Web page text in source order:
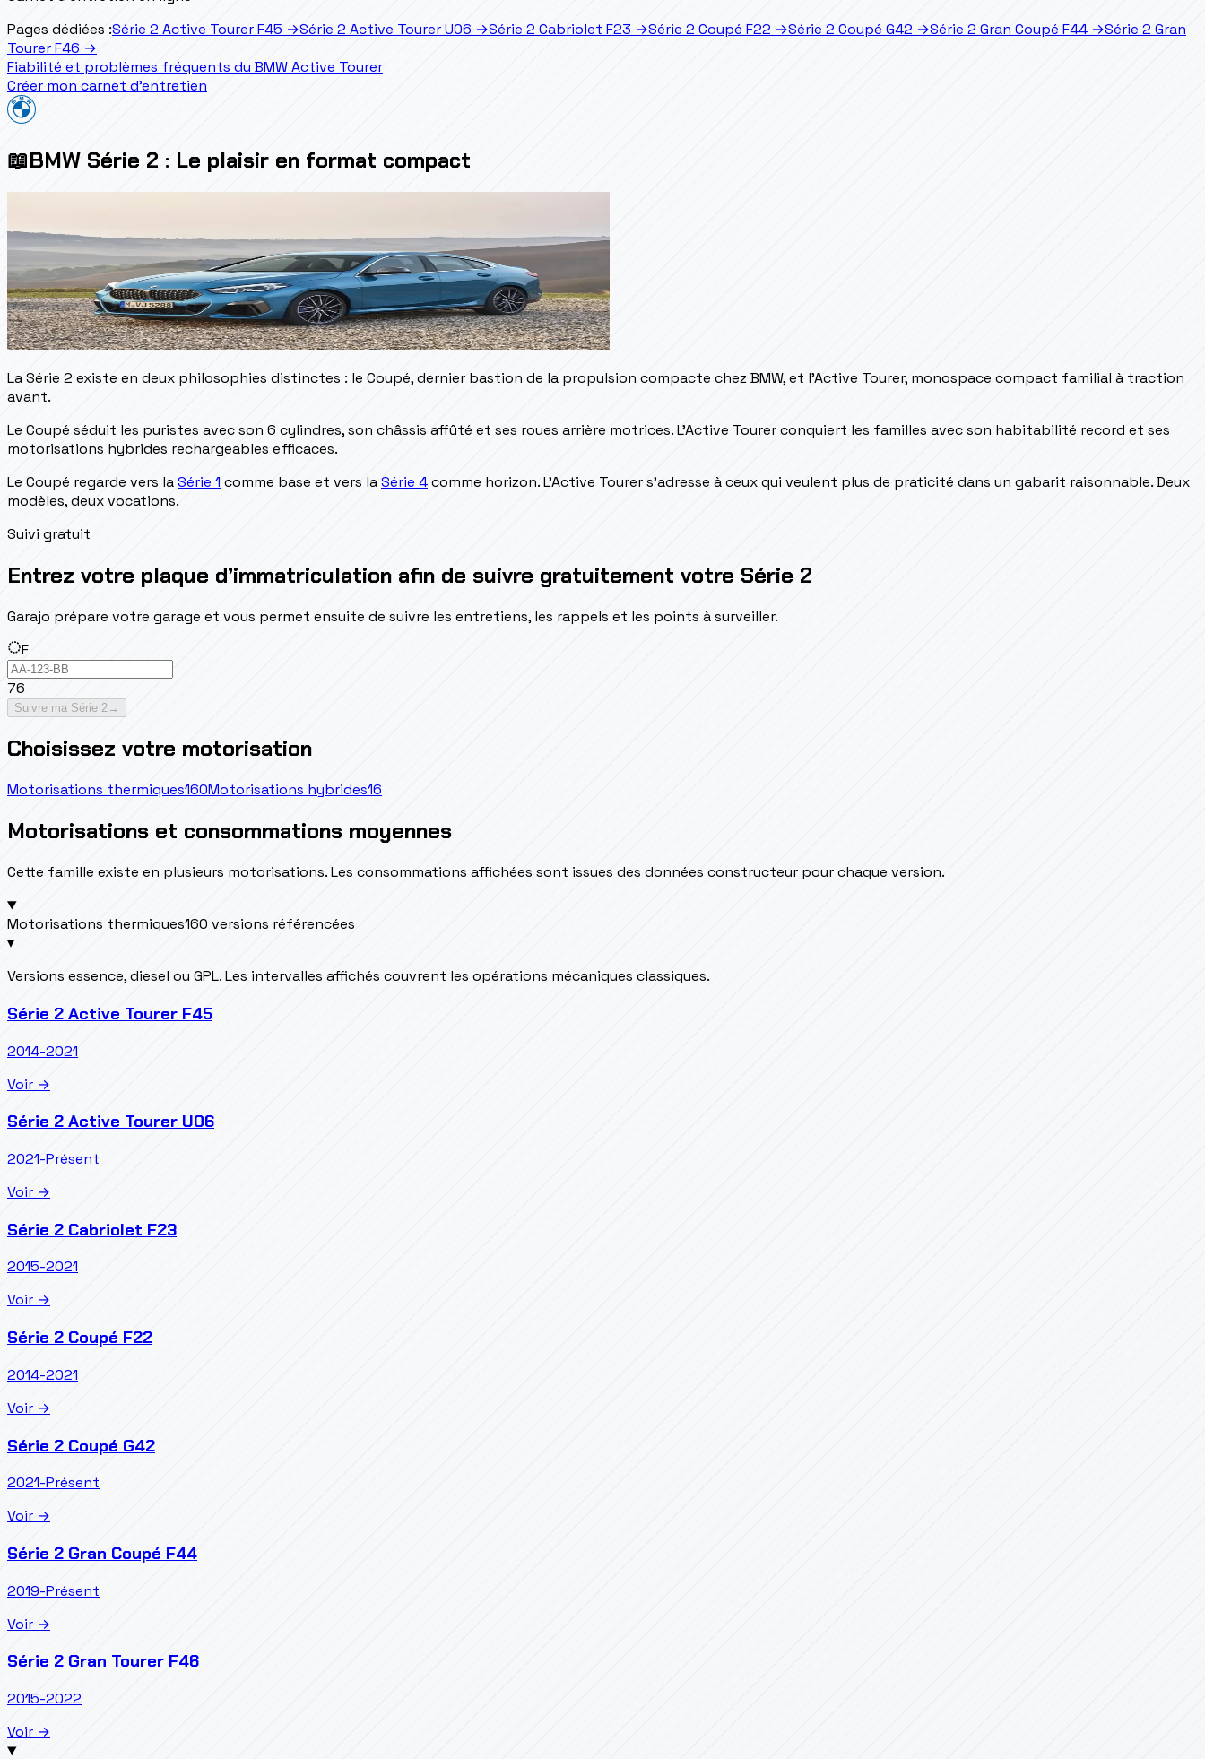
Pages dédiées :Série 2 Active Tourer F45 →Série 2 Active Tourer U06 →Série 2 Cabriolet F23 →Série 2 Coupé F22 →Série 2 Coupé G42 →Série 2 Gran Coupé F44 →Série 2 Gran
Tourer F46 →
Fiabilité et problèmes fréquents du BMW Active Tourer
Créer mon carnet d'entretien
📖BMW Série 2 : Le plaisir en format compact
La Série 2 existe en deux philosophies distinctes : le Coupé, dernier bastion de la propulsion compacte chez BMW, et l'Active Tourer, monospace compact familial à traction
avant.
Le Coupé séduit les puristes avec son 6 cylindres, son châssis affûté et ses roues arrière motrices. L'Active Tourer conquiert les familles avec son habitabilité record et ses
motorisations hybrides rechargeables efficaces.
Le Coupé regarde vers laSérie 1 comme base et vers laSérie 4comme horizon. L'Active Tourer s'adresse à ceux qui veulent plus de praticité dans un gabarit raisonnable. Deux
modèles, deux vocations.
Suivi gratuit
Entrez votre plaque d’immatriculation afin de suivre gratuitement votre Série 2
Garajo prépare votre garage et vous permet ensuite de suivre les entretiens, les rappels et les points à surveiller.
F
76
Suivre ma Série 2→
Choisissez votre motorisation
Motorisations thermiques160Motorisations hybrides16
Motorisations et consommations moyennes
Cette famille existe en plusieurs motorisations. Les consommations affichées sont issues des données constructeur pour chaque version.
Motorisations thermiques160 versions référencées
▾
Versions essence, diesel ou GPL. Les intervalles affichés couvrent les opérations mécaniques classiques.
Série 2 Active Tourer F45
2014-2021
Voir →
Série 2 Active Tourer U06
2021-Présent
Voir →
Série 2 Cabriolet F23
2015-2021
Voir →
Série 2 Coupé F22
2014-2021
Voir →
Série 2 Coupé G42
2021-Présent
Voir →
Série 2 Gran Coupé F44
2019-Présent
Voir →
Série 2 Gran Tourer F46
2015-2022
Voir →